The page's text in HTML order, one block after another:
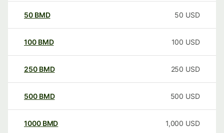
50 BMD 50 USD
100 BMD 100 USD
250 BMD 250 USD
500 BMD 500 USD
1000 BMD 1,000 USD